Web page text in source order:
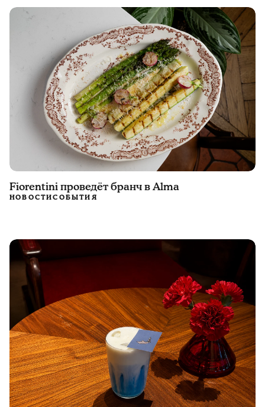
Fiorentini проведёт бранч в Alma
НОВОСТИСОБЫТИЯ